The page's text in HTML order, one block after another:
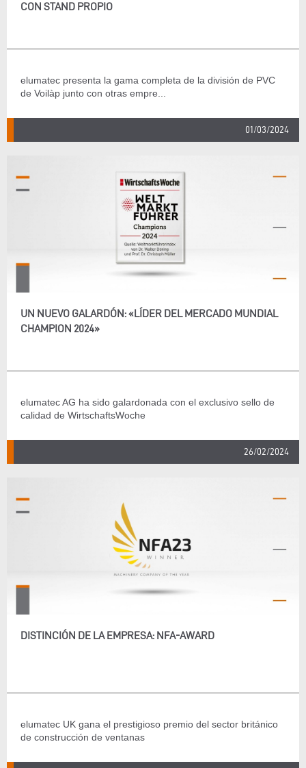
CON STAND PROPIO
elumatec presenta la gama completa de la división de PVC
de Voilàp junto con otras empre...
01/03/2024
UN NUEVO GALARDÓN: «LÍDER DEL MERCADO MUNDIAL
CHAMPION 2024»
elumatec AG ha sido galardonada con el exclusivo sello de
calidad de WirtschaftsWoche
26/02/2024
DISTINCIÓN DE LA EMPRESA: NFA-AWARD
elumatec UK gana el prestigioso premio del sector británico
de construcción de ventanas